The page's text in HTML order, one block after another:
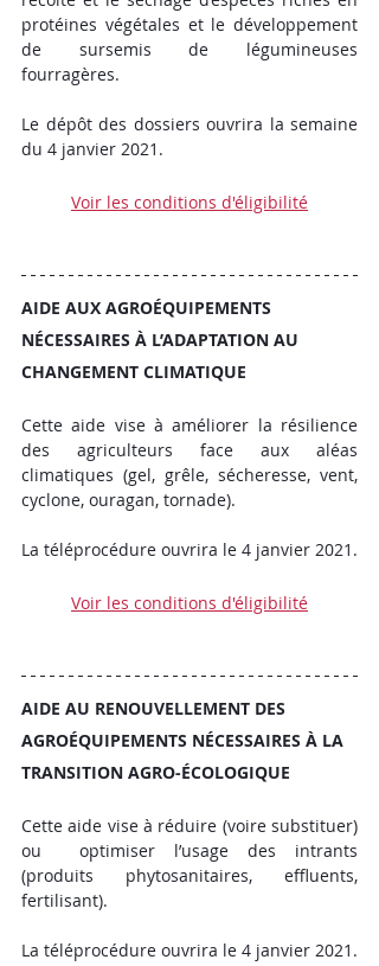
protéines végétales et le développement
de sursemis de légumineuses
fourragères.
Le dépôt des dossiers ouvrira la semaine
du 4 janvier 2021.
Voir les conditions d'éligibilité
AIDE AUX AGROÉQUIPEMENTS
NÉCESSAIRES À L’ADAPTATION AU
CHANGEMENT CLIMATIQUE
Cette aide vise à améliorer la résilience
des agriculteurs face aux aléas
climatiques (gel, grêle, sécheresse, vent,
cyclone, ouragan, tornade).
Voir les conditions d'éligibilité
AIDE AU RENOUVELLEMENT DES
AGROÉQUIPEMENTS NÉCESSAIRES À LA
TRANSITION AGRO-ÉCOLOGIQUE
Cette aide vise à réduire (voire substituer)
ou  optimiser l’usage des intrants
(produits phytosanitaires, effluents,
fertilisant).